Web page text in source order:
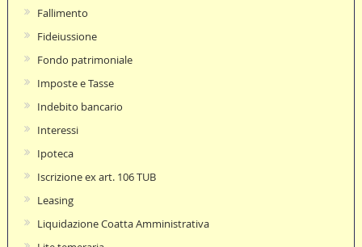
Fallimento
Fideiussione
Fondo patrimoniale
Imposte e Tasse
Indebito bancario
Interessi
Ipoteca
Iscrizione ex art. 106 TUB
Leasing
Liquidazione Coatta Amministrativa